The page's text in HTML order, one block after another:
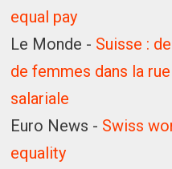
equal pay
Le Monde - Suisse :
de femmes dans la
salariale
Euro News - Swiss
equality